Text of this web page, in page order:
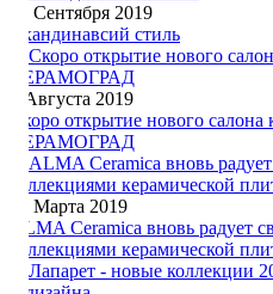
23 Сентября 2019
Скандинавсий стиль
7 Августа 2019
Скоро открытие нового
КЕРАМОГРАД
25 Марта 2019
ALMA Ceramica вновь радует
коллекциями керамической